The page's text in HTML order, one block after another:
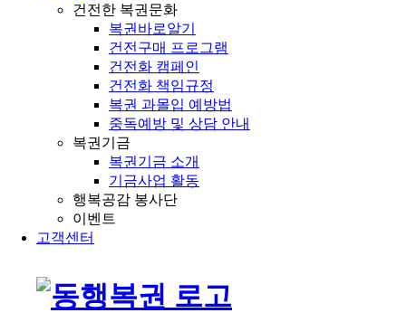
건전한 복권문화
복권바로알기
건전구매 프로그램
건전화 캠페인
건전화 책임규정
복권 과몰입 예방법
중독예방 및 상담 안내
복권기금
복권기금 소개
기금사업 활동
행복공감 봉사단
이벤트
고객센터